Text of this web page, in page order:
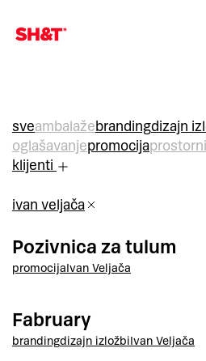
sveambalažebrandingdizajn
oglašavanjepromocija
klijenti
ivan veljača
Pozivnica za tulum
promocijaIvan Veljača
Fabruary
brandingdizajn izložbiIvan Veljača